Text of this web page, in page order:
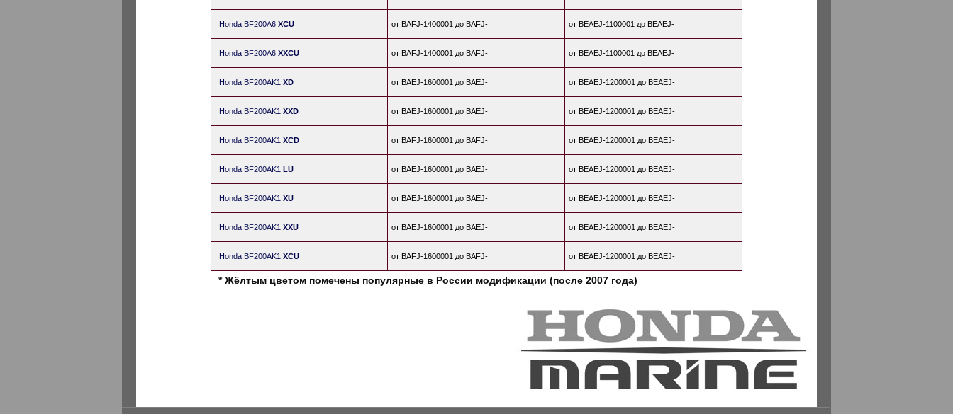
Honda BF200A6 XCU от BAFJ-1400001 до BAFJ- от BEAEJ-1100001 до BEAEJ-
Honda BF200A6 XXCU от BAFJ-1400001 до BAFJ- от BEAEJ-1100001 до BEAEJ-
Honda BF200AK1 XD от BAEJ-1600001 до BAEJ- от BEAEJ-1200001 до BEAEJ-
Honda BF200AK1 XXD от BAEJ-1600001 до BAEJ- от BEAEJ-1200001 до BEAEJ-
Honda BF200AK1 XCD от BAFJ-1600001 до BAFJ- от BEAEJ-1200001 до BEAEJ-
Honda BF200AK1 LU от BAEJ-1600001 до BAEJ- от BEAEJ-1200001 до BEAEJ-
Honda BF200AK1 XU от BAEJ-1600001 до BAEJ- от BEAEJ-1200001 до BEAEJ-
Honda BF200AK1 XXU от BAEJ-1600001 до BAEJ- от BEAEJ-1200001 до BEAEJ-
Honda BF200AK1 XCU от BAFJ-1600001 до BAFJ- от BEAEJ-1200001 до BEAEJ-
* Жёлтым цветом помечены популярные в России модификации (после 2007 года)